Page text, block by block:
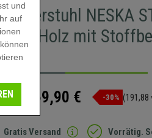
NESKA
Holz mit
€ 159,90 € -30% (191,88
Gratis Versand Vorrätig.
und
auf